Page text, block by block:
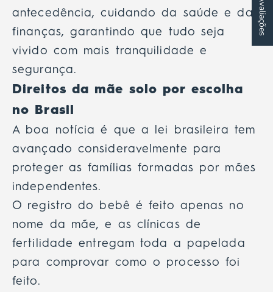
antecedência, cuidando da saúde e das
finanças, garantindo que tudo seja
vivido com mais tranquilidade e
segurança.
Direitos da mãe solo por escolha
no Brasil
A boa notícia é que a lei brasileira tem
avançado consideravelmente para
proteger as famílias formadas por mães
independentes.
O registro do bebê é feito apenas no
nome da mãe, e as clínicas de
fertilidade entregam toda a papelada
para comprovar como o processo foi
feito.
★ Avaliações